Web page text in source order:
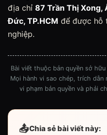
địa chỉ 87 Trần Thị Xong,
Đức, TP.HCM để được hỗ
nghiệp.
Bài viết thuộc bản quyền sở
Mọi hành vi sao chép, trích
vi phạm bản quyền và phải
📤Chia sẻ bài viết này: